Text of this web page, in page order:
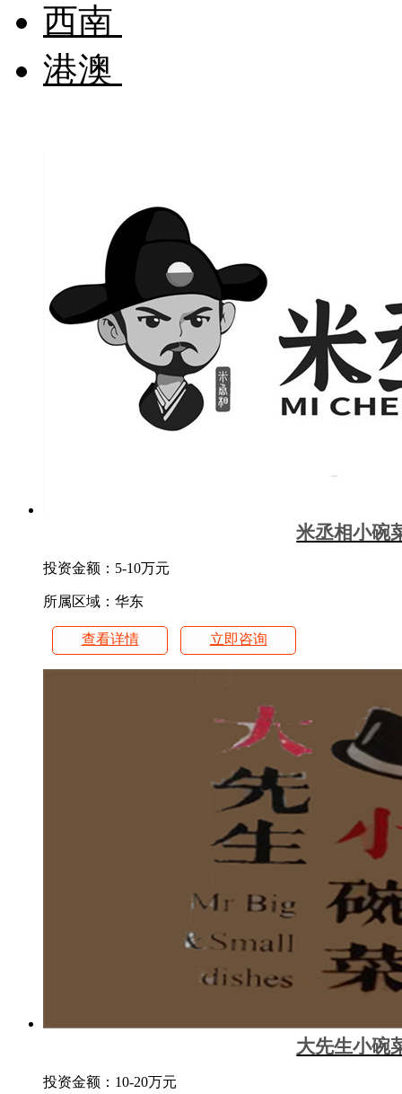
西南
港澳
米丞相小碗
投资金额： 5-10万元
所属区域：华东
查看详情 立即咨询
大先生小碗
投资金额： 10-20万元